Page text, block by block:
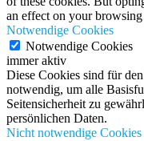
an effect on your browsing
Notwendige Cookies
Notwendige Cookies
immer aktiv
Diese Cookies sind für
notwendig, um alle
Seitensicherheit zu
persönlichen Daten.
Nicht notwendige Cookies